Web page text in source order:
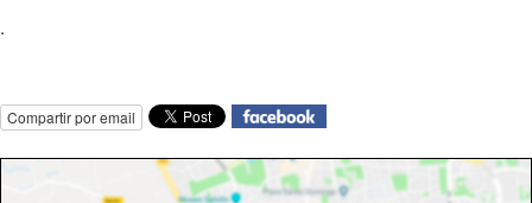
.
Compartir por email